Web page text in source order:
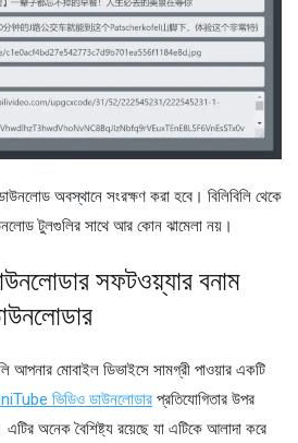
অবস্থানে সংরক্ষণ করা হবে। বিলিবিলি থেকে
টুলগুলির সাথে আর কোন ঝামেলা নয়।
সফটওয়্যার বনাম
আপনার মোবাইল ডিভাইসে সামগ্রী পাওয়ার একটি
ভিডিও ডাউনলোডার প্রতিযোগিতার উপর
অনেক বৈশিষ্ট্য রয়েছে যা এটিকে আলাদা করে